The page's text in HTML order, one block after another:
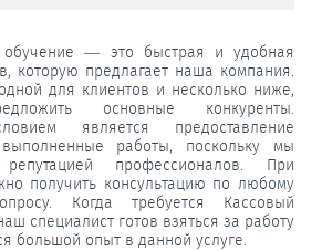
обучение — это быстрая и удобная
которую предлагает наша компания.
для клиентов и несколько ниже,
основные конкуренты.
является предоставление
работы, поскольку мы
профессионалов. При
получить консультацию по любому
Когда требуется Кассовый
специалист готов взяться за работу
большой опыт в данной услуге.